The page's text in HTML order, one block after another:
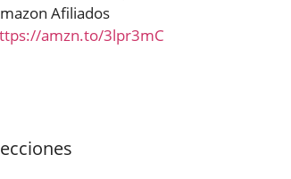
Afiliados
amzn.to/3lpr3mC